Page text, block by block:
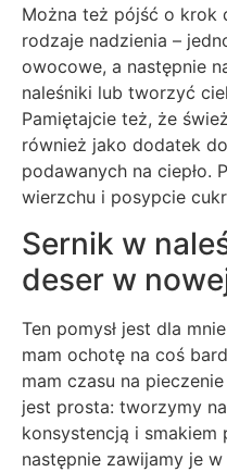
Można też pójść o krok
rodzaje nadzienia –
owocowe, a następnie
naleśniki lub tworzyć
Pamiętajcie też, że
również jako dodatek
podawanych na ciepło.
wierzchu i posypcie
Sernik w
deser w
Ten pomysł jest dla
mam ochotę na coś
mam czasu na
jest prosta: tworzymy
konsystencją i smakiem
następnie zawijamy je